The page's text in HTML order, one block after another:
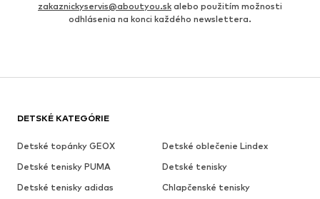
zakaznickyservis@aboutyou.sk alebo použitím možnosti
odhlásenia na konci každého newslettera.
DETSKÉ KATEGÓRIE
Detské topánky GEOX
Detské oblečenie Lindex
Detské tenisky PUMA
Detské tenisky
Detské tenisky adidas
Chlapčenské tenisky